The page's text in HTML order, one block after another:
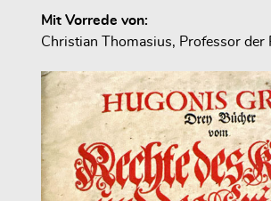
Mit Vorrede von:
Christian Thomasius, Professor der